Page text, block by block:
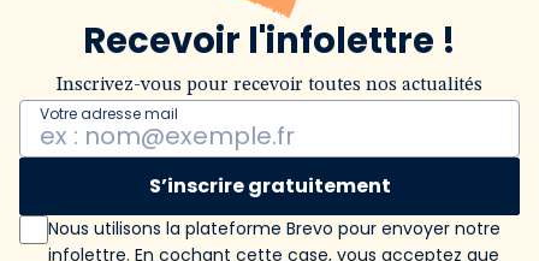
Recevoir l'infolettre !
Inscrivez-vous pour recevoir toutes nos actualités
Votre adresse mail
S’inscrire gratuitement
Nous utilisons la plateforme Brevo pour envoyer notre
infolettre. En cochant cette case, vous acceptez que